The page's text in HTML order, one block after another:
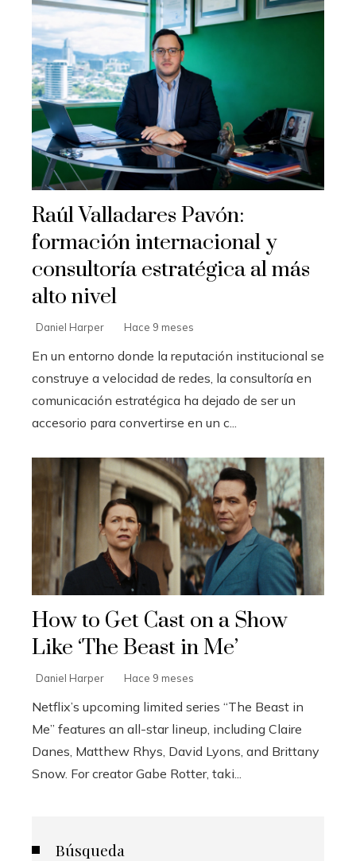
Raúl Valladares Pavón:
formación internacional y
consultoría estratégica al más
alto nivel
Daniel Harper Hace 9 meses
En un entorno donde la reputación institucional se
construye a velocidad de redes, la consultoría en
comunicación estratégica ha dejado de ser un
accesorio para convertirse en un c...
How to Get Cast on a Show
Like ‘The Beast in Me’
Daniel Harper Hace 9 meses
Netflix’s upcoming limited series “The Beast in
Me” features an all-star lineup, including Claire
Danes, Matthew Rhys, David Lyons, and Brittany
Snow. For creator Gabe Rotter, taki...
Búsqueda